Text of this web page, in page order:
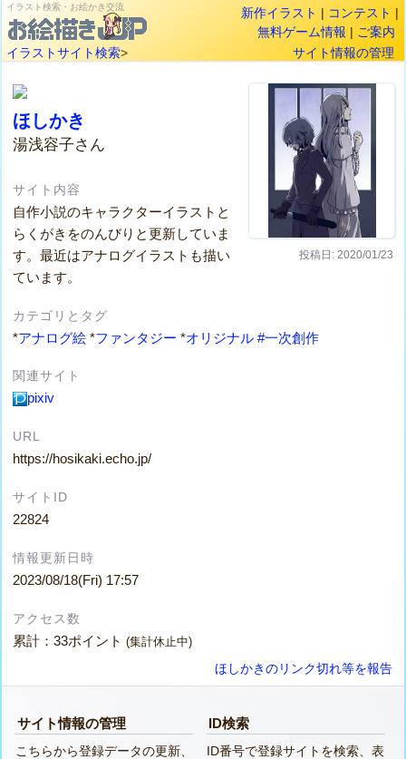
イラスト検索・お絵かき交流 新作イラスト | コンテスト |
無料ゲーム情報 | ご案内
イラストサイト検索> サイト情報の管理
投稿日: 2020/01/23
ほしかき
湯浅容子さん
サイト内容
自作小説のキャラクターイラストと
らくがきをのんびりと更新していま
す。最近はアナログイラストも描い
ています。
カテゴリとタグ
*アナログ絵 *ファンタジー *オリジナル #一次創作
関連サイト
pixiv
URL
https://hosikaki.echo.jp/
サイトID
22824
情報更新日時
2023/08/18(Fri) 17:57
アクセス数
累計：33ポイント(集計休止中)
ほしかきのリンク切れ等を報告
サイト情報の管理
こちらから登録データの更新、
ID検索
ID番号で登録サイトを検索、表